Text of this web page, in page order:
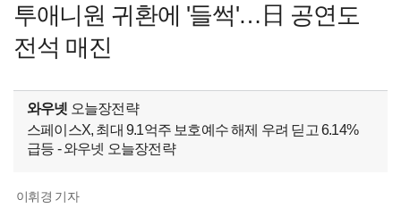
투애니원 귀환에 '들썩'…日 공연도
전석 매진
와우넷 오늘장전략
스페이스X, 최대 9.1억주 보호예수 해제 우려 딛고 6.14%
급등 - 와우넷 오늘장전략
이휘경 기자